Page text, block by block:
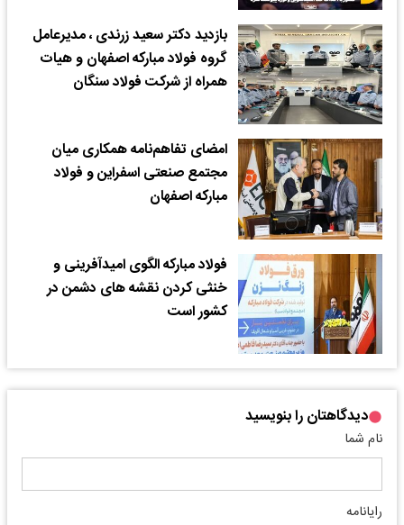
بازدید دکتر سعید زرندی ، مدیرعامل
گروه فولاد مبارکه اصفهان و هیات
همراه از شرکت فولاد سنگان
امضای تفاهم‌نامه همکاری میان
مجتمع صنعتی اسفراین و فولاد
مبارکه اصفهان
فولاد مبارکه الگوی امیدآفرینی و
خنثی کردن نقشه های دشمن در
کشور است
دیدگاهتان را بنویسید
نام شما
رایانامه